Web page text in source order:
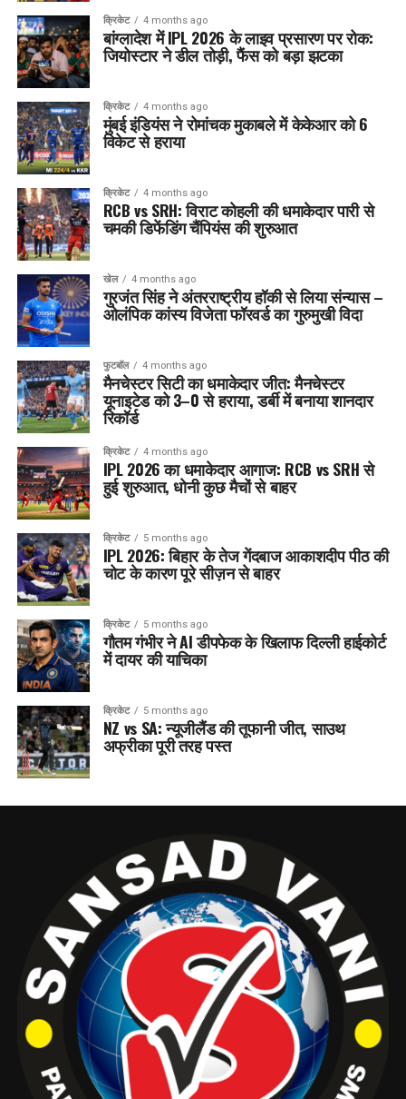
क्रिकेट 4 months ago
बांग्लादेश में IPL 2026 के लाइव प्रसारण पर रोक:
जियोस्टार ने डील तोड़ी, फैंस को बड़ा झटका
क्रिकेट 4 months ago
मुंबई इंडियंस ने रोमांचक मुकाबले में केकेआर को 6
विकेट से हराया
क्रिकेट 4 months ago
RCB vs SRH: विराट कोहली की धमाकेदार पारी से
चमकी डिफेंडिंग चैंपियंस की शुरुआत
खेल 4 months ago
गुरजंत सिंह ने अंतरराष्ट्रीय हॉकी से लिया संन्यास –
ओलंपिक कांस्य विजेता फॉरवर्ड का गुरुमुखी विदा
फुटबॉल 4 months ago
मैनचेस्टर सिटी का धमाकेदार जीत: मैनचेस्टर
यूनाइटेड को 3–0 से हराया, डर्बी में बनाया शानदार
रिकॉर्ड
क्रिकेट 4 months ago
IPL 2026 का धमाकेदार आगाज: RCB vs SRH से
हुई शुरुआत, धोनी कुछ मैचों से बाहर
क्रिकेट 5 months ago
IPL 2026: बिहार के तेज गेंदबाज आकाशदीप पीठ की
चोट के कारण पूरे सीज़न से बाहर
क्रिकेट 5 months ago
गौतम गंभीर ने AI डीपफेक के खिलाफ दिल्ली हाईकोर्ट
में दायर की याचिका
क्रिकेट 5 months ago
NZ vs SA: न्यूजीलैंड की तूफानी जीत, साउथ
अफ्रीका पूरी तरह पस्त